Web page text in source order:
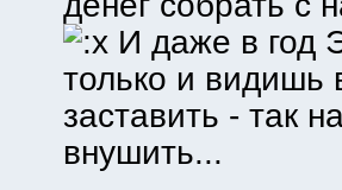
И даже в год
только и видишь
заставить - так
внушить...